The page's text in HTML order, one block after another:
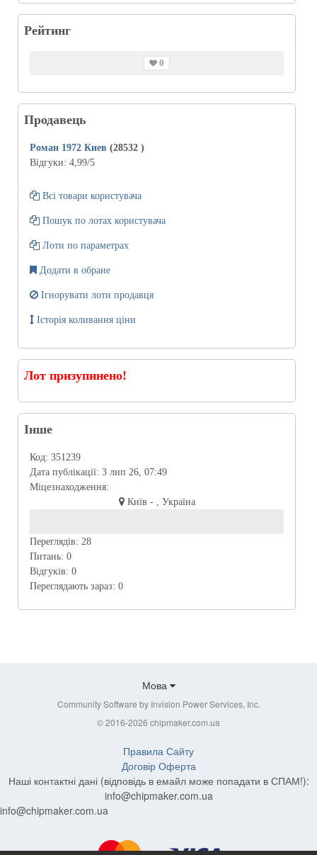
Рейтинг
0
Продавець
Роман 1972 Киев (28532 )
Відгуки: 4,99/5
Всі товари користувача
Пошук по лотах користувача
Лоти по параметрах
Додати в обране
Ігнорувати лоти продавця
Історія коливання ціни
Лот призупинено!
Інше
Код: 351239
Дата публікації: 3 лип 26, 07:49
Міцезнаходження:
Київ - , Україна
Переглядів: 28
Питань: 0
Відгуків: 0
Переглядають зараз: 0
Мова
Community Software by Invision Power Services, Inc.
© 2016-2026 chipmaker.com.ua
Правила Сайту
Договір Оферта
Наші контактні дані (відповідь в емайл може попадати в СПАМ!):
info@chipmaker.com.ua
info@chipmaker.com.ua